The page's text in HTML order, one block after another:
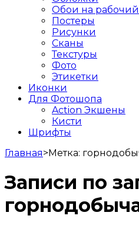
Обои на рабочий
Постеры
Рисунки
Сканы
Текстуры
Фото
Этикетки
Иконки
Для Фотошопа
Action Экшены
Кисти
Шрифты
Главная>Метка:
Записи по